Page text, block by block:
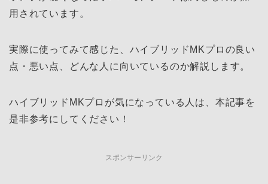
用されています。
実際に使ってみて感じた、ハイブリッドMKプロの良い
点・悪い点、どんな人に向いているのか解説します。
ハイブリッドMKプロが気になっている人は、本記事を
是非参考にしてください！
スポンサーリンク